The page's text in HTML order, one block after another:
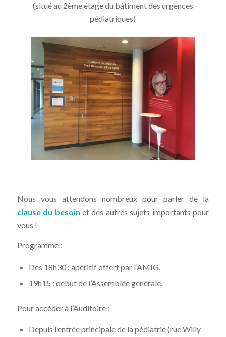
(situé au 2ème étage du bâtiment des urgences
pédiatriques)
Nous vous attendons nombreux pour parler de la
clause du besoin et des autres sujets importants pour
vous !
Programme:
Dès 18h30 : apéritif offert par l’AMIG.
19h15 : début de l’Assemblée générale.
Pour accéder à l’Auditoire:
Depuis l’entrée principale de la pédiatrie (rue Willy